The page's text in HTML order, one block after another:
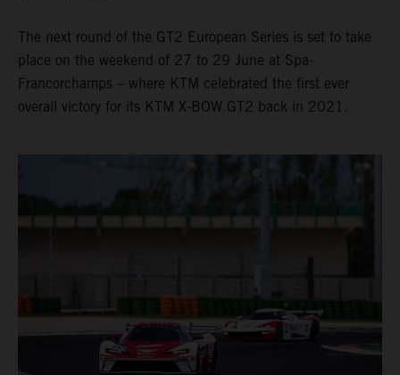
The next round of the GT2 European Series is set to take
place on the weekend of 27 to 29 June at Spa-
Francorchamps – where KTM celebrated the first ever
overall victory for its KTM X-BOW GT2 back in 2021.